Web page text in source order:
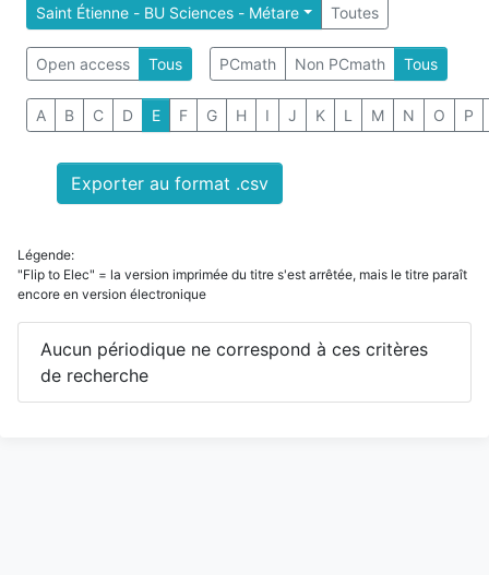
Saint Étienne - BU Sciences - Métare Toutes
Open access Tous PCmath Non PCmath Tous
A B C D E F G H I J K L M N O P
Exporter au format .csv
Légende:
"Flip to Elec" = la version imprimée du titre s'est arrêtée, mais le titre paraît
encore en version électronique
Aucun périodique ne correspond à ces critères
de recherche